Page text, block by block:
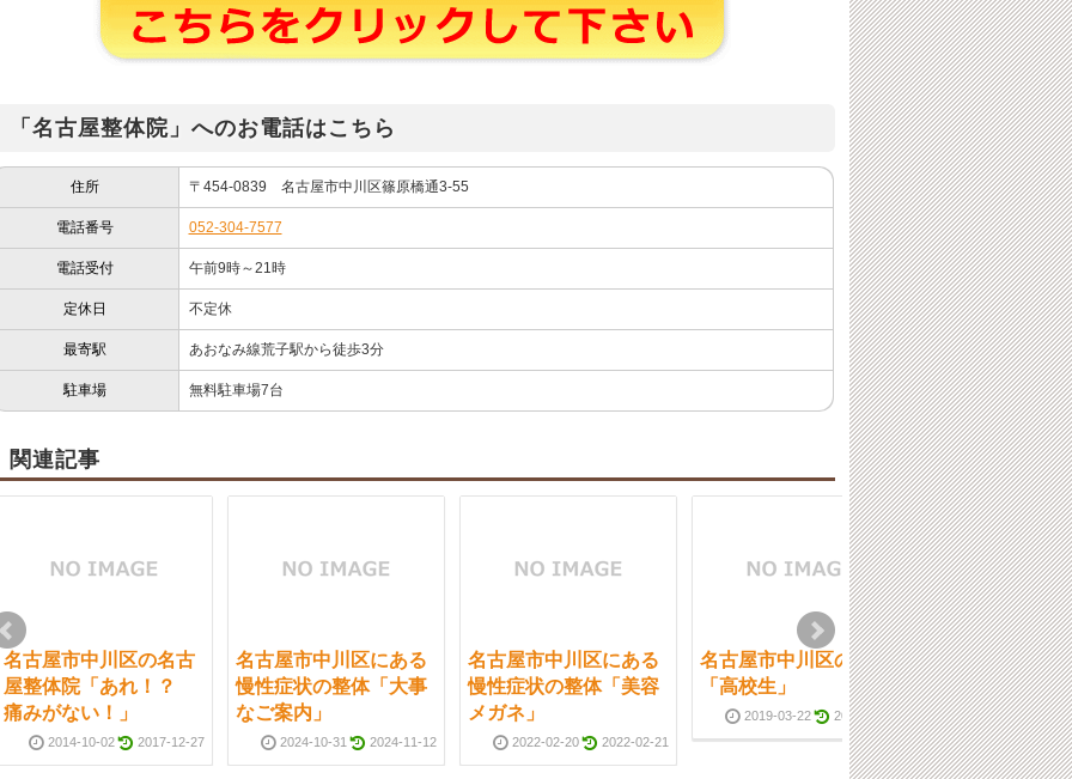
「名古屋整体院」へのお電話はこちら
住所 〒454-0839 名古屋市中川区篠原橋通3-55
電話番号 052-304-7577
電話受付 午前9時～21時
定休日 不定休
最寄駅 あおなみ線荒子駅から徒歩3分
駐車場 無料駐車場7台
関連記事
名古屋市中川区の名古
屋整体院「あれ！？
痛みがない！」
2014-10-02 2017-12-27
名古屋市中川区にある
慢性症状の整体「大事
なご案内」
2024-10-31 2024-11-12
名古屋市中川区にある
慢性症状の整体「美容
メガネ」
2022-02-20 2022-02-21
名古屋市中川区の整体
「高校生」
2019-03-22 2019-03-25
名古屋市中川区
「腎臓と腰痛」